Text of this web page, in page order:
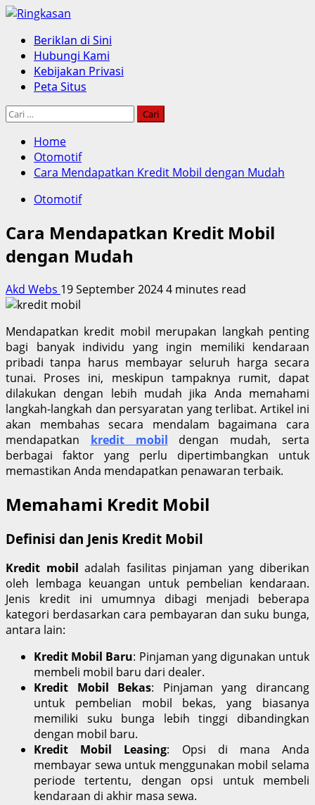
Skip
content
Primary
Menu
Beriklan di Sini
Hubungi Kami
Kebijakan Privasi
Peta Situs
Cari
Home
Otomotif
Cara Mendapatkan Kredit Mobil dengan Mudah
Otomotif
Cara Mendapatkan Kredit Mobil
dengan Mudah
Akd Webs 19 September 20244 minutes read
Mendapatkan kredit mobil merupakan langkah penting
bagi banyak individu yang ingin memiliki kendaraan
pribadi tanpa harus membayar seluruh harga secara
tunai. Proses ini, meskipun tampaknya rumit, dapat
dilakukan dengan lebih mudah jika Anda memahami
langkah-langkah dan persyaratan yang terlibat. Artikel ini
akan membahas secara mendalam bagaimana cara
mendapatkan kredit mobil dengan mudah, serta
berbagai faktor yang perlu dipertimbangkan untuk
memastikan Anda mendapatkan penawaran terbaik.
Memahami Kredit Mobil
Definisi dan Jenis Kredit Mobil
Kredit mobil adalah fasilitas pinjaman yang diberikan
oleh lembaga keuangan untuk pembelian kendaraan.
Jenis kredit ini umumnya dibagi menjadi beberapa
kategori berdasarkan cara pembayaran dan suku bunga,
antara lain:
Kredit Mobil Baru: Pinjaman yang digunakan untuk
membeli mobil baru dari dealer.
Kredit Mobil Bekas: Pinjaman yang dirancang
untuk pembelian mobil bekas, yang biasanya
memiliki suku bunga lebih tinggi dibandingkan
dengan mobil baru.
Kredit Mobil Leasing: Opsi di mana Anda
membayar sewa untuk menggunakan mobil selama
periode tertentu, dengan opsi untuk membeli
kendaraan di akhir masa sewa.